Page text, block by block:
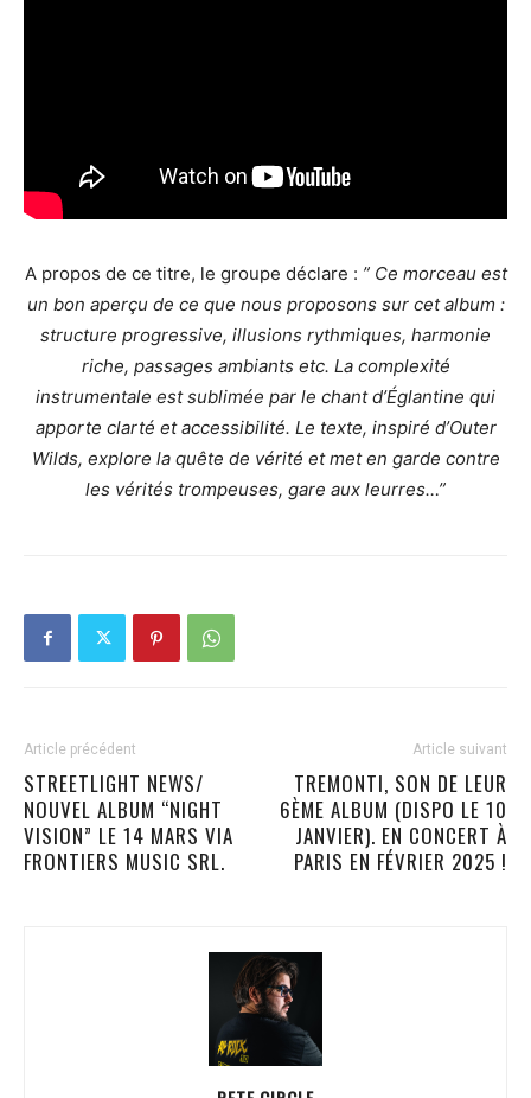
A propos de ce titre, le groupe déclare : ” Ce morceau est
un bon aperçu de ce que nous proposons sur cet album :
structure progressive, illusions rythmiques, harmonie
riche, passages ambiants etc. La complexité
instrumentale est sublimée par le chant d’Églantine qui
apporte clarté et accessibilité. Le texte, inspiré d’Outer
Wilds, explore la quête de vérité et met en garde contre
les vérités trompeuses, gare aux leurres…”
Article précédent
STREETLIGHT NEWS/
NOUVEL ALBUM “NIGHT
VISION” LE 14 MARS VIA
FRONTIERS MUSIC SRL.
Article suivant
TREMONTI, SON DE LEUR
6ÈME ALBUM (DISPO LE 10
JANVIER). EN CONCERT À
PARIS EN FÉVRIER 2025 !